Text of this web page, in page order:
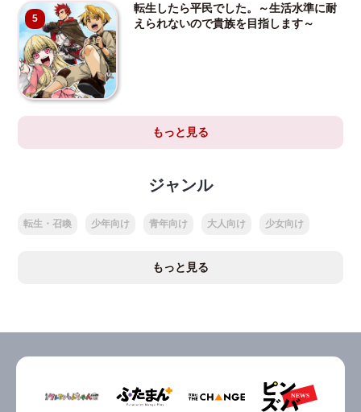
5
転生したら平民でした。～生活水準に耐
えられないので貴族を目指します～
もっと見る
ジャンル
転生・召喚 少年向け 青年向け 大人向け 少女向け
もっと見る